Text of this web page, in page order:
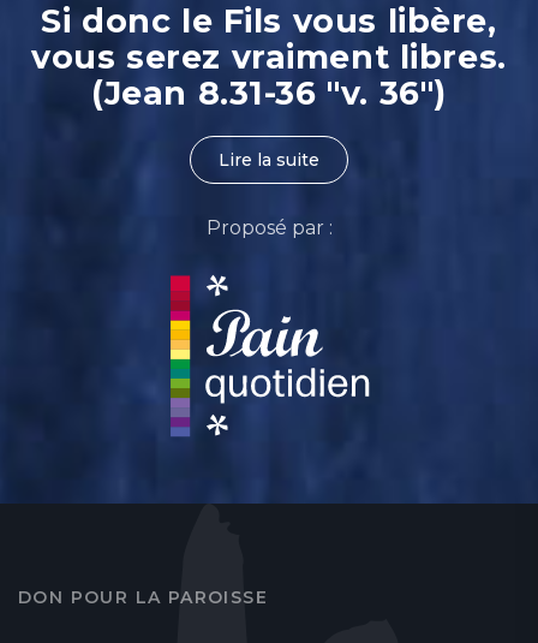
Si donc le Fils vous libère,
vous serez vraiment libres.
(Jean 8.31-36 "v. 36")
Lire la suite
Proposé par :
DON POUR LA PAROISSE